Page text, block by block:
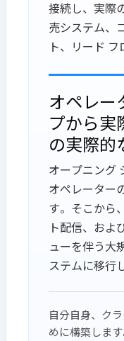
接続し、実際
売システム、
ト、リード フ
オペレー
プから実
の実際的
オープニング
オペレーター
す。そこから
ト配信、およ
ューを伴う大
ステムに移行
自分自身、ク
めに構築しま